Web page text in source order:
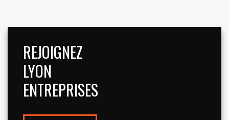
REJOIGNEZ
LYON
ENTREPRISES